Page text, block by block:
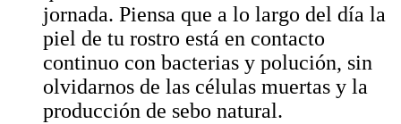
jornada. Piensa que a lo largo del día la
piel de tu rostro está en contacto
continuo con bacterias y polución, sin
olvidarnos de las células muertas y la
producción de sebo natural.